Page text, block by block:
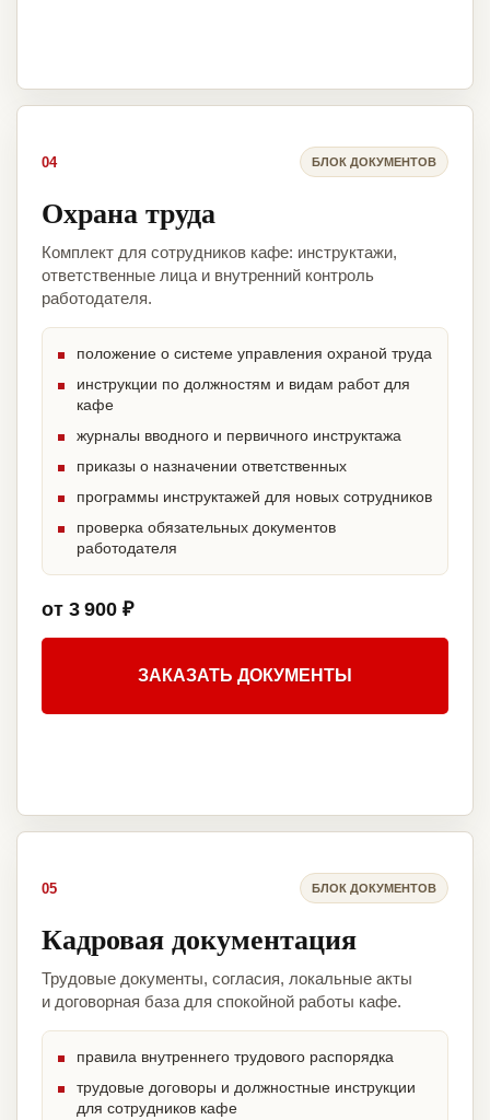
04 БЛОК ДОКУМЕНТОВ
Охрана труда
Комплект для сотрудников кафе: инструктажи,
ответственные лица и внутренний контроль
работодателя.
положение о системе управления охраной труда
инструкции по должностям и видам работ для
кафе
журналы вводного и первичного инструктажа
приказы о назначении ответственных
программы инструктажей для новых сотрудников
проверка обязательных документов
работодателя
от 3 900 ₽
ЗАКАЗАТЬ ДОКУМЕНТЫ
05 БЛОК ДОКУМЕНТОВ
Кадровая документация
Трудовые документы, согласия, локальные акты
и договорная база для спокойной работы кафе.
правила внутреннего трудового распорядка
трудовые договоры и должностные инструкции
для сотрудников кафе